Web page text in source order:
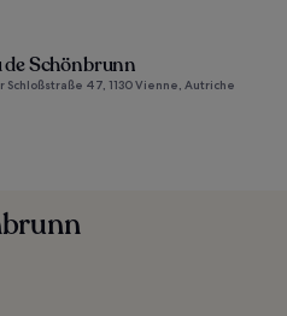
de Schönbrunn
Schloßstraße 47, 1130 Vienne, Autriche